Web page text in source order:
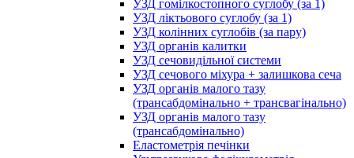
УЗД гомілкостопного суглобу (за 1)
УЗД ліктьового суглобу (за 1)
УЗД колінних суглобів (за пару)
УЗД органів калитки
УЗД сечовидільної системи
УЗД сечового міхура + залишкова сеча
УЗД органів малого тазу
(трансабдомінально + трансвагінально)
УЗД органів малого тазу
(трансабдомінально)
Еластометрія печінки